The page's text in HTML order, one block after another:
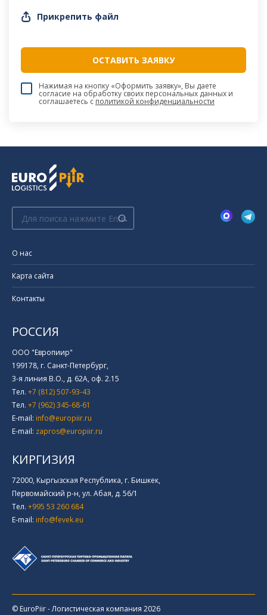
Прикрепить файл
Нажимая на кнопку «Оформить заявку», Вы даете
согласие на обработку своих персональных данных и
соглашаетесь cполитикой конфиденциальности
Поиск:
РОССИЯ
ООО "Европиир"
199178, г. Санкт-Петербург,
3-я линия В.О., д. 62А, оф. 2.15
Тел. +7 (812) 507-93-43
Тел. +7 (962) 345-68-61
E-mail: info@europiir.ru
E-mail: zapros@europiir.ru
КИРГИЗИЯ
72000, Кыргызская Республика, г. Бишкек,
Первомайский р-н, ул. Абая, д. 56/1
Тел. +995 53 260 684
E-mail: info@fevek.eu
О нас
Карта сайта
Контакты
© EuroPiir - Логистическая компания 2026